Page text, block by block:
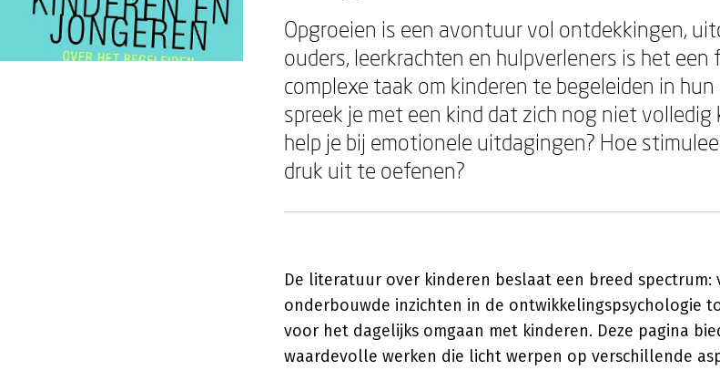
Opgroeien is een avontuur vol ontdekkingen,
ouders, leerkrachten en hulpverleners is het een
complexe taak om kinderen te begeleiden in
spreek je met een kind dat zich nog niet
help je bij emotionele uitdagingen? Hoe
druk uit te oefenen?
De literatuur over kinderen beslaat een breed spectrum:
onderbouwde inzichten in de ontwikkelingspsychologie
voor het dagelijks omgaan met kinderen. Deze pagina
waardevolle werken die licht werpen op verschillende